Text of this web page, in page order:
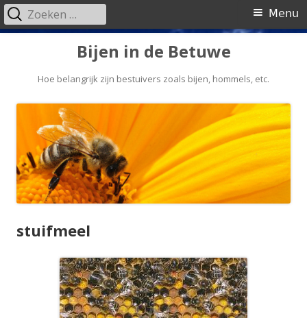
Bijen in de Betuwe
Hoe belangrijk zijn bestuivers zoals bijen, hommels, etc.
Primair
Menu
Zoeken
naar:
stuifmeel